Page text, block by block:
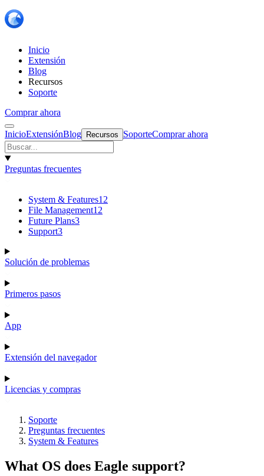
Inicio
Extensión
Blog
Recursos
Soporte
Comprar ahora
InicioExtensiónBlog Recursos SoporteComprar ahora
Preguntas frecuentes
System & Features12
File Management12
Future Plans3
Support3
Solución de problemas
Primeros pasos
App
Extensión del navegador
Licencias y compras
Soporte
Preguntas frecuentes
System & Features
What OS does Eagle support?